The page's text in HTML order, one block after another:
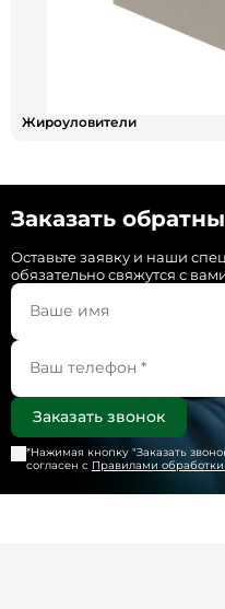
Жироуловители
Заказать
Оставьте заявку и наши
обязательно свяжутся с
*Нажимая кнопку "Заказать
согласен с Правилами